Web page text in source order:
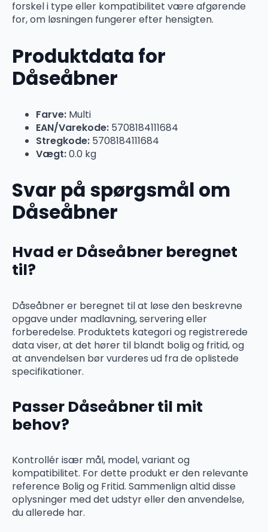
forskel i type eller kompatibilitet være afgørende
for, om løsningen fungerer efter hensigten.
Produktdata for
Dåseåbner
Farve: Multi
EAN/Varekode: 5708184111684
Stregkode: 5708184111684
Vægt:0.0 kg
Svar på spørgsmål om
Dåseåbner
Hvad er Dåseåbner beregnet
til?
Dåseåbner er beregnet til at løse den beskrevne
opgave under madlavning, servering eller
forberedelse. Produktets kategori og registrerede
data viser, at det hører til blandt bolig og fritid, og
at anvendelsen bør vurderes ud fra de oplistede
specifikationer.
Passer Dåseåbner til mit
behov?
Kontrollér især mål, model, variant og
kompatibilitet. For dette produkt er den relevante
reference Bolig og Fritid. Sammenlign altid disse
oplysninger med det udstyr eller den anvendelse,
du allerede har.